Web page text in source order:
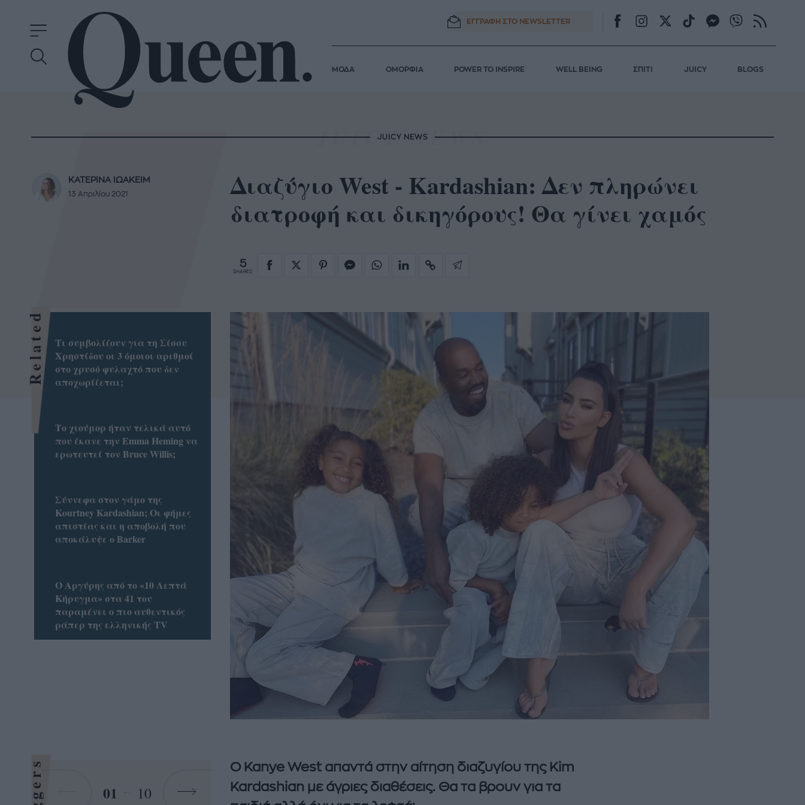
ΕΓΓΡΑΦΗ ΣΤΟ NEWSLETTER
ΜΟΔΑ ΟΜΟΡΦΙΑ POWER TO INSPIRE WELL BEING ΣΠΙΤΙ JUICY BLOGS
JUICY NEWS
Διαζύγιο West - Kardashian: Δεν πληρώνει
διατροφή και δικηγόρους! Θα γίνει χαμός
5
SHARES
ΚΑΤΕΡΙΝΑ ΙΩΑΚΕΙΜ
13 Απριλίου 2021
Ο Kanye West απαντά στην αίτηση διαζυγίου της Kim
Kardashian με άγριες διαθέσεις. Θα τα βρουν για τα
Related
Τι συμβολίζουν για τη Σίσσυ
Χρηστίδου οι 3 όμοιοι αριθμοί
στο χρυσό φυλαχτό που δεν
αποχωρίζεται;
Το χιούμορ ήταν τελικά αυτό
που έκανε την Emma Heming να
ερωτευτεί τον Bruce Willis;
Σύννεφα στον γάμο της
Kourtney Kardashian; Οι φήμες
απιστίας και η αποβολή που
αποκάλυψε ο Barker
Ο Αργύρης από το «10 Λεπτά
Κήρυγμα» στα 41 του
παραμένει ο πιο αυθεντικός
ράπερ της ελληνικής TV
01 10